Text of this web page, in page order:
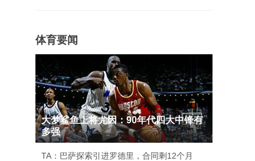
体育要闻
大梦鲨鱼上将尤因：90年代四大中锋有
多强
TA：巴萨探索引进罗德里，合同剩12个月